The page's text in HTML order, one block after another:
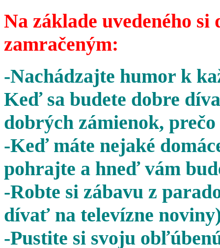
Na základe uvedeného
zamračeným:
-Nachádzajte humor k
Keď sa budete dobre
dobrých zámienok,
-Keď máte nejaké
pohrajte a hneď vám
-Robte si zábavu z
dívať na televízne
-Pustite si svoju